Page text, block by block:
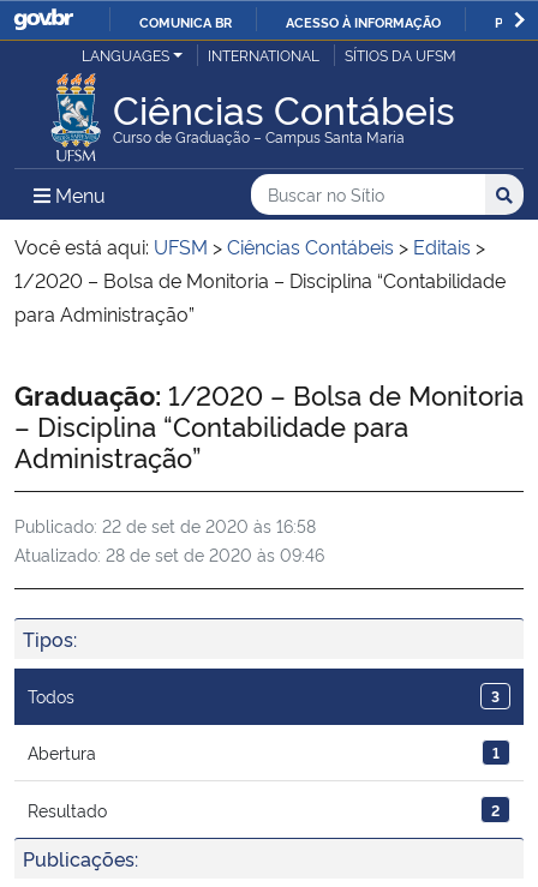
IR
O
COMUNICA BR ACESSO À INFORMAÇÃO
Ministério da Justiça e Segurança Pública
Ministério da Defesa
Ministério das Relações Exteriores
Ministério da Economia
Ministério da Agricultura, Pecuária e Abastecimento
Ministério da Educação
Ministério da Cidadania
Ministério da Saúde
Ministério da Ciência, Tecnologia, Inovações e Comunicações
Ministério do Meio Ambiente
Ministério do Turismo
LANGUAGES INTERNATIONAL SÍTIOS DA UFSM
Ciências Contábeis
Curso de Graduação – Campus Santa Maria
Menu Menu Principal do Sítio
Busca
Buscar no no Sítio
Busca:
Você está aqui: UFSM >Ciências Contábeis > Editais >
1/2020 – Bolsa de Monitoria – Disciplina “Contabilidade
para Administração”
Início do conteúdo
Graduação: 1/2020 – Bolsa de Monitoria
– Disciplina “Contabilidade para
Administração”
Publicado: 22 de set de 2020 às 16:58
Atualizado: 28 de set de 2020 às 09:46
Tipos:
Todos 3
Abertura 1
Resultado 2
Publicações: